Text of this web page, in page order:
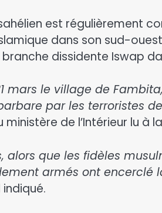
est régulièrement
dans son sud-
dissidente Iswap
mars le village de
par les terroristes de
de l’Intérieur lu à
alors que les fidèles
armés ont encerclé